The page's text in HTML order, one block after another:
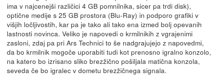
ima v najcenejši različici 4 GB pomnilnika, sicer pa trdi disk),
optične medije s 25 GB prostora (Blu-Ray) in podporo grafiki v
višjih ločljivostih, kar pa je tako ali tako ena izmed bolj opevanih
lastnosti novinca. Veliko je napovedi o krmilnikih z vgrajenimi
zasloni, zdaj pa pri Ars Technici to še nadgrajujejo z napovedmi,
da bo krmilnik mogoče uporabiti tudi kot prenosno igralno konzolo,
na katero bo izrisano sliko brezžično pošiljala matična konzola,
seveda če bo igralec v dometu brezžičnega signala.